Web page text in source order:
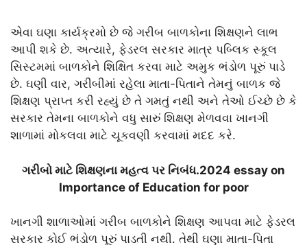
એવા ઘણા કાર્યક્રમો છે જે ગરીબ બાળકોના શિક્ષણને લાભ
આપી શકે છે. અત્યારે, ફેડરલ સરકાર માત્ર પબ્લિક સ્કૂલ
સિસ્ટમમાં બાળકોને શિક્ષિત કરવા માટે અમુક ભંડોળ પૂરું પાડે
છે. ઘણી વાર, ગરીબીમાં રહેલા માતા-પિતાને તેમનું બાળક જે
શિક્ષણ પ્રાપ્ત કરી રહ્યું છે તે ગમતું નથી અને તેઓ ઈચ્છે છે કે
સરકાર તેમના બાળકોને વધુ સારું શિક્ષણ મેળવવા ખાનગી
શાળામાં મોકલવા માટે ચૂકવણી કરવામાં મદદ કરે.
ગરીબો માટે શિક્ષણના મહત્વ પર નિબંધ.2024 essay on
Importance of Education for poor
ખાનગી શાળાઓમાં ગરીબ બાળકોને શિક્ષણ આપવા માટે ફેડરલ
સરકાર કોઈ ભંડોળ પૂરું પાડતી નથી. તેથી ઘણા માતા-પિતા